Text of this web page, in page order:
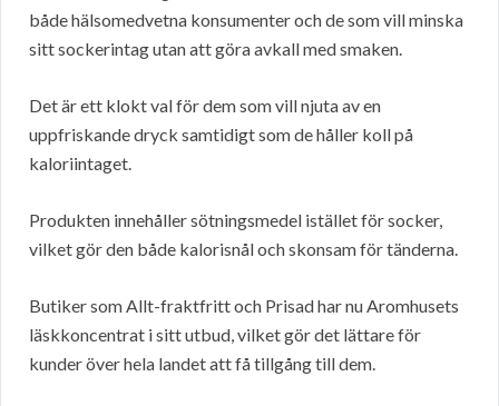
både hälsomedvetna konsumenter och de som vill minska
sitt sockerintag utan att göra avkall med smaken.
Det är ett klokt val för dem som vill njuta av en
uppfriskande dryck samtidigt som de håller koll på
kaloriintaget.
Produkten innehåller sötningsmedel istället för socker,
vilket gör den både kalorisnål och skonsam för tänderna.
Butiker som Allt-fraktfritt och Prisad har nu Aromhusets
läskkoncentrat i sitt utbud, vilket gör det lättare för
kunder över hela landet att få tillgång till dem.